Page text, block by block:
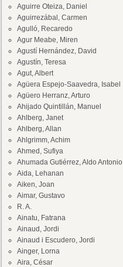
Aguirre Oteiza, Daniel
Aguirrezábal, Carmen
Agulló, Recaredo
Agur Meabe, Miren
Agustí Hernández, David
Agustín, Teresa
Agut, Albert
Agüera Espejo-Saavedra, Isabel
Agüero Herranz, Arturo
Ahijado Quintillán, Manuel
Ahlberg, Janet
Ahlberg, Allan
Ahlgrimm, Achim
Ahmed, Sufiya
Ahumada Gutiérrez, Aldo Antonio
Aida, Lehanan
Aiken, Joan
Aimar, Gustavo
R. A.
Ainatu, Fatrana
Ainaud, Jordi
Ainaud i Escudero, Jordi
Ainger, Lorna
Aira, César